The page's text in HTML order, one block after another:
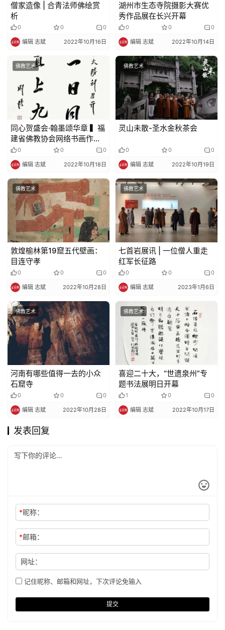
僧家造像 | 合青法师佛绘赏
析
0 0 0
编辑 志斌 2022年10月16日
湖州市生态寺院摄影大赛优
秀作品展在长兴开幕
0 0 0
编辑 志斌 2022年10月14日
佛教艺术
同心贺盛会·翰墨颂华章 ▍福
建省佛教协会网络书画作品
展（四）
0 0 0
编辑 志斌 2022年10月18日
佛教艺术
灵山未散-圣水金秋茶会
0 0 0
编辑 志斌 2022年10月19日
佛教艺术
敦煌榆林第19窟五代壁画：
目连守孝
0 0 0
编辑 志斌 2022年10月28日
佛教艺术
七首岩展讯 | 一位僧人重走
红军长征路
0 0 0
编辑 志斌 2023年1月6日
佛教艺术
河南有哪些值得一去的小众
石窟寺
0 0 0
编辑 志斌 2022年10月28日
佛教艺术
喜迎二十大，“世遗泉州”专
题书法展明日开幕
1 0 0
编辑 志斌 2022年10月17日
发表回复
*昵称：
*邮箱：
网址：
记住昵称、邮箱和网址，下次评论免输入
提交